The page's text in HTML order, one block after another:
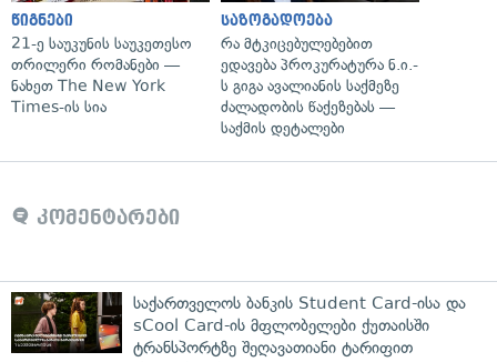
წიგნები
21-ე საუკუნის საუკეთესო
თრილერი რომანები —
ნახეთ The New York
Times-ის სია
საზოგადოება
რა მტკიცებულებებით
ედავება პროკურატურა ნ.ი.-
ს გიგა ავალიანის საქმეზე
ძალადობის წაქეზებას —
საქმის დეტალები
კომენტარები
საქართველოს ბანკის Student Card-ისა და
sCool Card-ის მფლობელები ქუთაისში
ტრანსპორტზე შეღავათიანი ტარიფით